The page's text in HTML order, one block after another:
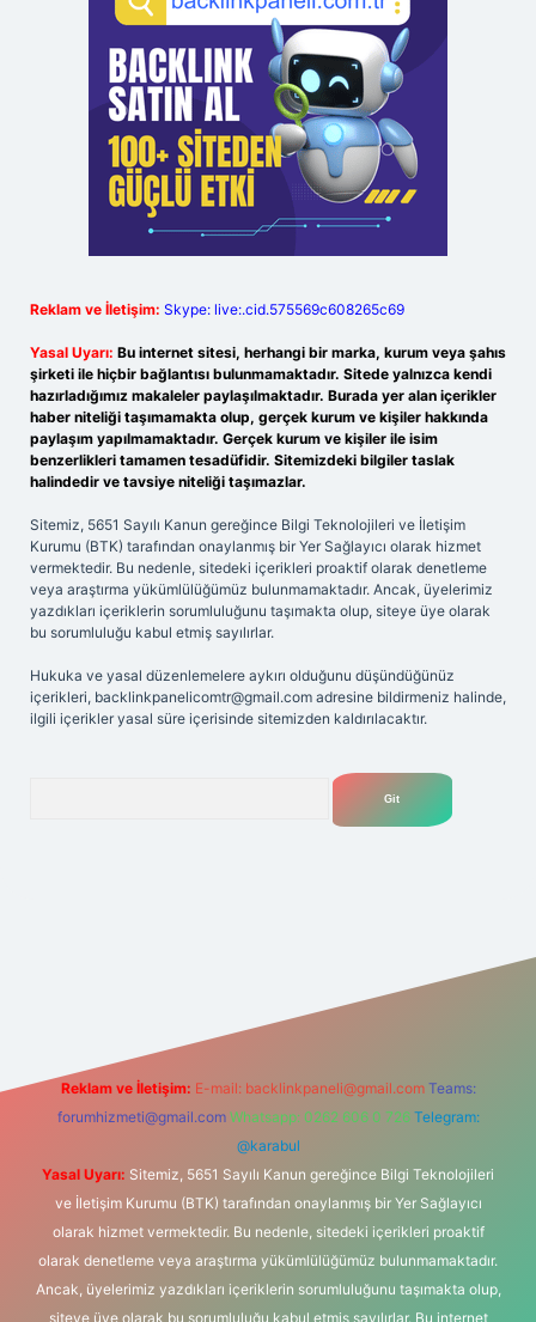
Reklam ve İletişim: Skype: live:.cid.575569c608265c69
Yasal Uyarı: Bu internet sitesi, herhangi bir marka, kurum veya şahıs
şirketi ile hiçbir bağlantısı bulunmamaktadır. Sitede yalnızca kendi
hazırladığımız makaleler paylaşılmaktadır. Burada yer alan içerikler
haber niteliği taşımamakta olup, gerçek kurum ve kişiler hakkında
paylaşım yapılmamaktadır. Gerçek kurum ve kişiler ile isim
benzerlikleri tamamen tesadüfidir. Sitemizdeki bilgiler taslak
halindedir ve tavsiye niteliği taşımazlar.
Sitemiz, 5651 Sayılı Kanun gereğince Bilgi Teknolojileri ve İletişim
Kurumu (BTK) tarafından onaylanmış bir Yer Sağlayıcı olarak hizmet
vermektedir. Bu nedenle, sitedeki içerikleri proaktif olarak denetleme
veya araştırma yükümlülüğümüz bulunmamaktadır. Ancak, üyelerimiz
yazdıkları içeriklerin sorumluluğunu taşımakta olup, siteye üye olarak
bu sorumluluğu kabul etmiş sayılırlar.
Hukuka ve yasal düzenlemelere aykırı olduğunu düşündüğünüz
içerikleri, backlinkpanelicomtr@gmail.com adresine bildirmeniz halinde,
ilgili içerikler yasal süre içerisinde sitemizden kaldırılacaktır.
Reklam ve İletişim: E-mail: backlinkpaneli@gmail.com Teams:
forumhizmeti@gmail.com Whatsapp: 0262 606 0 726 Telegram:
@karabul
Yasal Uyarı: Sitemiz, 5651 Sayılı Kanun gereğince Bilgi Teknolojileri
ve İletişim Kurumu (BTK) tarafından onaylanmış bir Yer Sağlayıcı
olarak hizmet vermektedir. Bu nedenle, sitedeki içerikleri proaktif
olarak denetleme veya araştırma yükümlülüğümüz bulunmamaktadır.
Ancak, üyelerimiz yazdıkları içeriklerin sorumluluğunu taşımakta olup,
siteye üye olarak bu sorumluluğu kabul etmiş sayılırlar. Bu internet